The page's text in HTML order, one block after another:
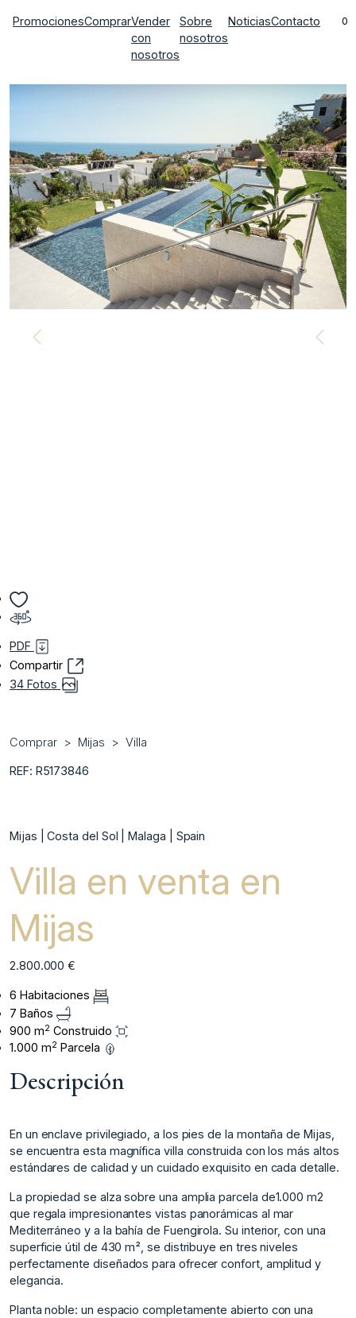
PromocionesComprarVender
con
nosotros
Sobre
nosotros
NoticiasContacto 0
PDF
Compartir
34 Fotos
Comprar Mijas Villa
REF: R5173846
Mijas | Costa del Sol | Malaga | Spain
Villa en venta en
Mijas
2.800.000 €
6 Habitaciones
7 Baños
900 m2 Construido
1.000 m2 Parcela
Descripción
En un enclave privilegiado, a los pies de la montaña de Mijas,
se encuentra esta magnífica villa construida con los más altos
estándares de calidad y un cuidado exquisito en cada detalle.
La propiedad se alza sobre una amplia parcela de1.000 m2
que regala impresionantes vistas panorámicas al mar
Mediterráneo y a la bahía de Fuengirola. Su interior, con una
superficie útil de 430 m², se distribuye en tres niveles
perfectamente diseñados para ofrecer confort, amplitud y
elegancia.
Planta noble: un espacio completamente abierto con una